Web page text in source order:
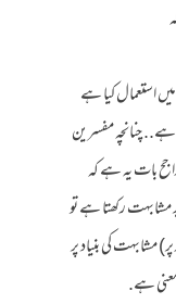
استعمال کیا ہے
ہے.. چنانچہ مفسرین
بات یہ ہے کہ
مشابہت رکھتا ہے تو
مشابہت کی بنیاد پر
معنی ہے.